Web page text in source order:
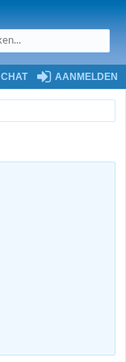
CHAT AANMELDEN